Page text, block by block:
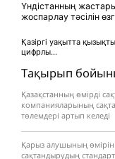
Тақырып
Қазақстанның өмірді
компанияларының
төлемдері артып келеді
Қарыз алушының өмірін
сақтандырудың
Үндістанның
жоспарлау тәсілін
Қазіргі уақытта
цифрлы...